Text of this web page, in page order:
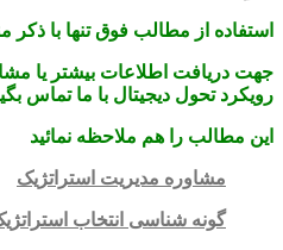
از مطالب فوق تنها با ذکر منبع
اطلاعات بیشتر یا مشاوره
دیجیتال با ما تماس بگیرید
را هم ملاحظه نمائید
مدیریت استراتژیک
شناسی انتخاب استراتژیک